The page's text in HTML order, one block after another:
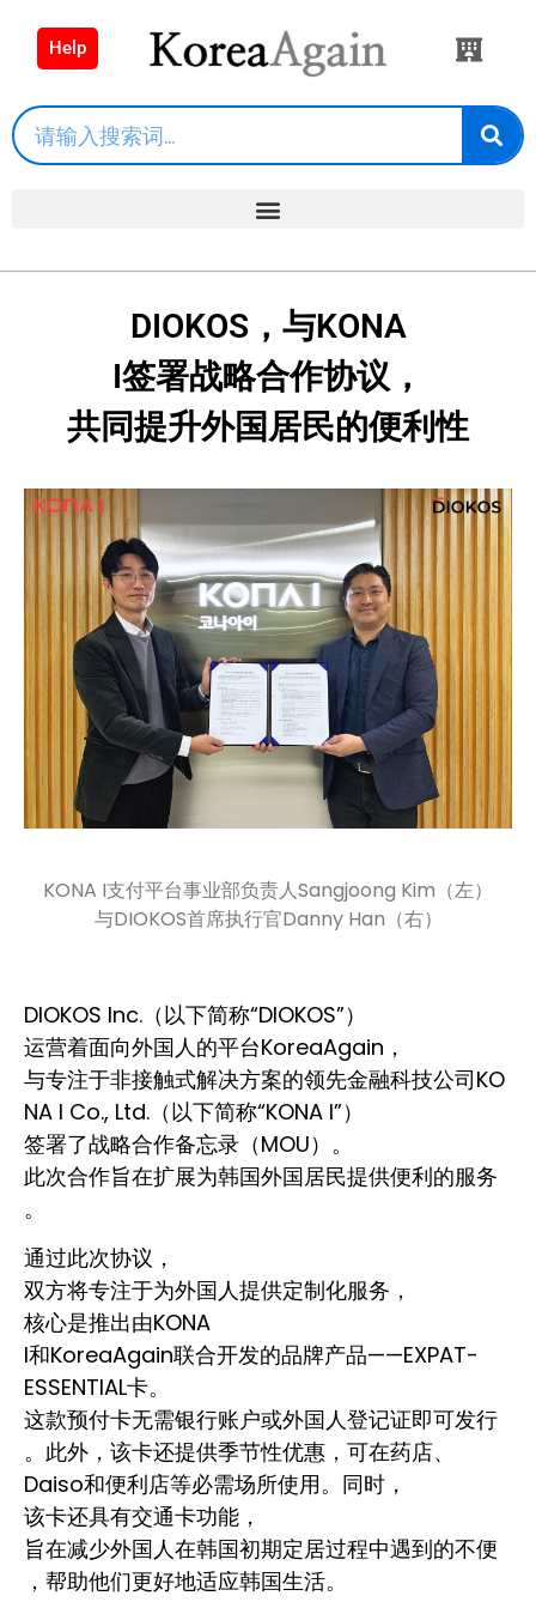
Help
DIOKOS，与KONA
I签署战略合作协议，
共同提升外国居民的便利性
KONA I支付平台事业部负责人Sangjoong Kim（左）
与DIOKOS首席执行官Danny Han（右）
DIOKOS Inc.（以下简称“DIOKOS”）
运营着面向外国人的平台KoreaAgain，
与专注于非接触式解决方案的领先金融科技公司KO
NA I Co., Ltd.（以下简称“KONA I”）
签署了战略合作备忘录（MOU）。
此次合作旨在扩展为韩国外国居民提供便利的服务
。
通过此次协议，
双方将专注于为外国人提供定制化服务，
核心是推出由KONA
I和KoreaAgain联合开发的品牌产品——EXPAT-
ESSENTIAL卡。
这款预付卡无需银行账户或外国人登记证即可发行
。此外，该卡还提供季节性优惠，可在药店、
Daiso和便利店等必需场所使用。同时，
该卡还具有交通卡功能，
旨在减少外国人在韩国初期定居过程中遇到的不便
，帮助他们更好地适应韩国生活。